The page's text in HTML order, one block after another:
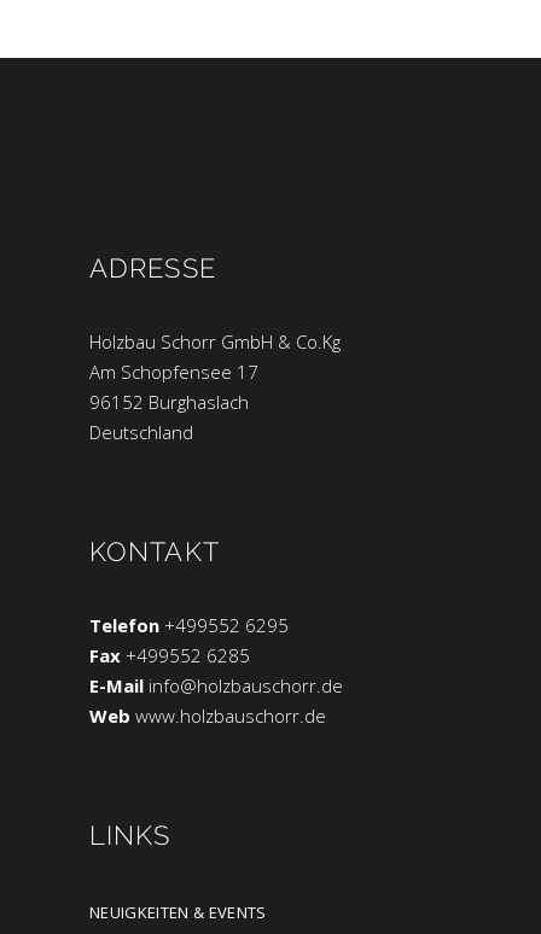
ADRESSE
Holzbau Schorr GmbH & Co.Kg
Am Schopfensee 17
96152 Burghaslach
Deutschland
KONTAKT
Telefon +499552 6295
Fax +499552 6285
E-Mail info@holzbauschorr.de
Web www.holzbauschorr.de
LINKS
NEUIGKEITEN & EVENTS